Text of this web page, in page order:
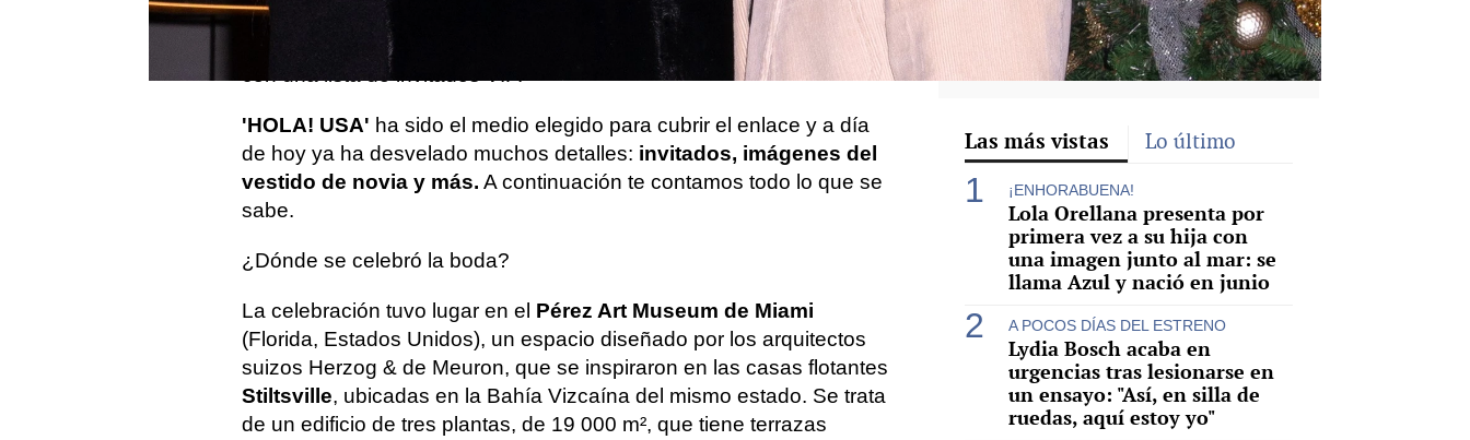
dijo el "sí, quiero" en una celebración que, a pesar de ser la cuarta
boda del cantante puertorriqueño, contó con toda clase de lujos y
con una lista de invitados VIP.
'HOLA! USA' ha sido el medio elegido para cubrir el enlace y a día
de hoy ya ha desvelado muchos detalles: invitados, imágenes del
vestido de novia y más. A continuación te contamos todo lo que se
sabe.
¿Dónde se celebró la boda?
La celebración tuvo lugar en el Pérez Art Museum de Miami
(Florida, Estados Unidos), un espacio diseñado por los arquitectos
suizos Herzog & de Meuron, que se inspiraron en las casas flotantes
Stiltsville, ubicadas en la Bahía Vizcaína del mismo estado. Se trata
de un edificio de tres plantas, de 19 000 m², que tiene terrazas
Las más vistas Lo último
¡ENHORABUENA!
Lola Orellana presenta por
primera vez a su hija con
una imagen junto al mar: se
llama Azul y nació en junio
A POCOS DÍAS DEL ESTRENO
Lydia Bosch acaba en
urgencias tras lesionarse en
un ensayo: "Así, en silla de
ruedas, aquí estoy yo"